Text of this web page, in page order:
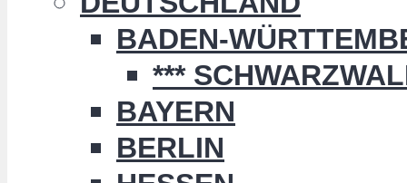
BADEN-
***
BAYERN
BERLIN